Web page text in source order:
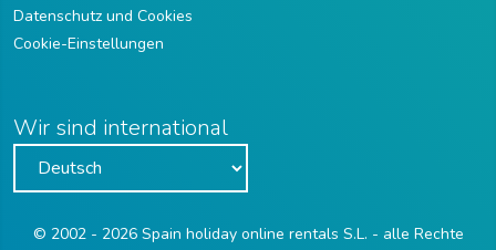
Datenschutz und Cookies
Cookie-Einstellungen
Wir sind international
© 2002 - 2026 Spain holiday online rentals S.L. - alle Rechte